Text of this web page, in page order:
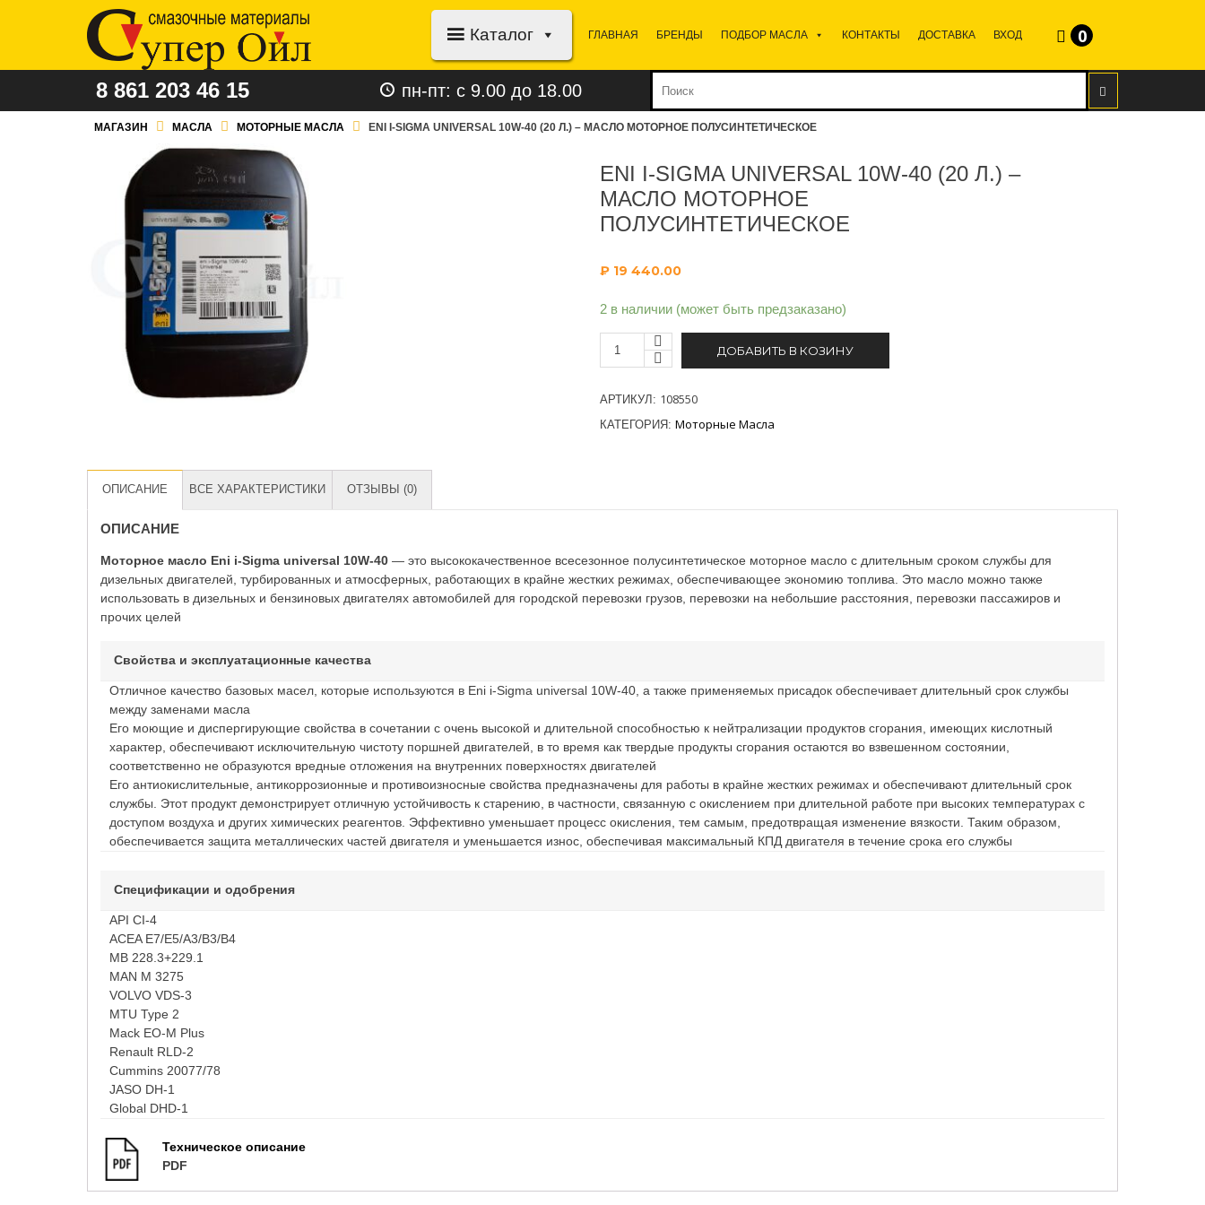
Каталог ГЛАВНАЯ БРЕНДЫ ПОДБОР МАСЛА КОНТАКТЫ ДОСТАВКА ВХОД 0
8 861 203 46 15 пн-пт: с 9.00 до 18.00
МАГАЗИН МАСЛА МОТОРНЫЕ МАСЛА ENI I-SIGMA UNIVERSAL 10W-40 (20 Л.) – МАСЛО МОТОРНОЕ ПОЛУСИНТЕТИЧЕСКОЕ
ENI I-SIGMA UNIVERSAL 10W-40 (20 Л.) –
МАСЛО МОТОРНОЕ
ПОЛУСИНТЕТИЧЕСКОЕ
₽ 19 440.00
2 в наличии (может быть предзаказано)
ДОБАВИТЬ В КОЗИНУ
АРТИКУЛ: 108550
КАТЕГОРИЯ: Моторные Масла
ОПИСАНИЕ ВСЕ ХАРАКТЕРИСТИКИ ОТЗЫВЫ (0)
ОПИСАНИЕ
Моторное масло Eni i-Sigma universal 10W-40 — это высококачественное всесезонное полусинтетическое моторное масло с длительным сроком службы для
дизельных двигателей, турбированных и атмосферных, работающих в крайне жестких режимах, обеспечивающее экономию топлива. Это масло можно также
использовать в дизельных и бензиновых двигателях автомобилей для городской перевозки грузов, перевозки на небольшие расстояния, перевозки пассажиров и
прочих целей
Свойства и эксплуатационные качества
Отличное качество базовых масел, которые используются в Eni i-Sigma universal 10W-40, а также применяемых присадок обеспечивает длительный срок службы
между заменами масла
Его моющие и диспергирующие свойства в сочетании с очень высокой и длительной способностью к нейтрализации продуктов сгорания, имеющих кислотный
характер, обеспечивают исключительную чистоту поршней двигателей, в то время как твердые продукты сгорания остаются во взвешенном состоянии,
соответственно не образуются вредные отложения на внутренних поверхностях двигателей
Его антиокислительные, антикоррозионные и противоизносные свойства предназначены для работы в крайне жестких режимах и обеспечивают длительный срок
службы. Этот продукт демонстрирует отличную устойчивость к старению, в частности, связанную с окислением при длительной работе при высоких температурах с
доступом воздуха и других химических реагентов. Эффективно уменьшает процесс окисления, тем самым, предотвращая изменение вязкости. Таким образом,
обеспечивается защита металлических частей двигателя и уменьшается износ, обеспечивая максимальный КПД двигателя в течение срока его службы
Спецификации и одобрения
API CI-4
ACEA E7/E5/A3/B3/B4
MB 228.3+229.1
MAN M 3275
VOLVO VDS-3
MTU Type 2
Mack EO-M Plus
Renault RLD-2
Cummins 20077/78
JASO DH-1
Global DHD-1
Техническое описание
PDF